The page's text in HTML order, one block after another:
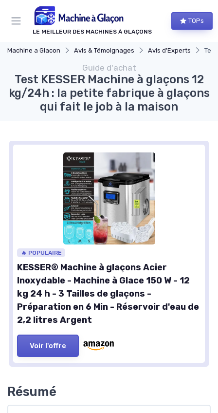
LE MEILLEUR DES MACHINES À GLAÇONS
TOPs
Machine a Glacon Avis & Témoignages Avis d'Experts
Guide d'achat
Test KESSER Machine à glaçons 12
kg/24h : la petite fabrique à glaçons
qui fait le job à la maison
🔥 POPULAIRE
KESSER® Machine à glaçons Acier
Inoxydable - Machine à Glace 150 W - 12
kg 24 h - 3 Tailles de glaçons -
Préparation en 6 Min - Réservoir d'eau de
2,2 litres Argent
Voir l'offre
Résumé
Panneau de gestion des cookies